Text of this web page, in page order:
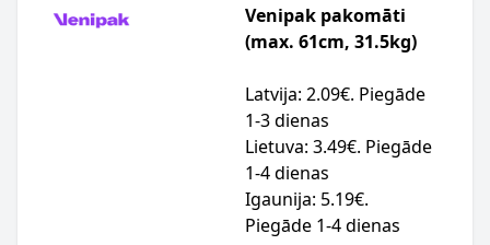
Venipak pakomāti
(max. 61cm, 31.5kg)
Latvija: 2.09€. Piegāde
1-3 dienas
Lietuva: 3.49€. Piegāde
1-4 dienas
Igaunija: 5.19€.
Piegāde 1-4 dienas